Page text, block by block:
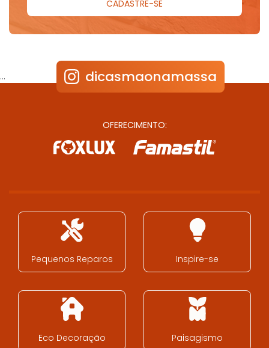
… dicasmaonamassa
OFERECIMENTO:
Pequenos Reparos Inspire-se
Eco Decoração Paisagismo